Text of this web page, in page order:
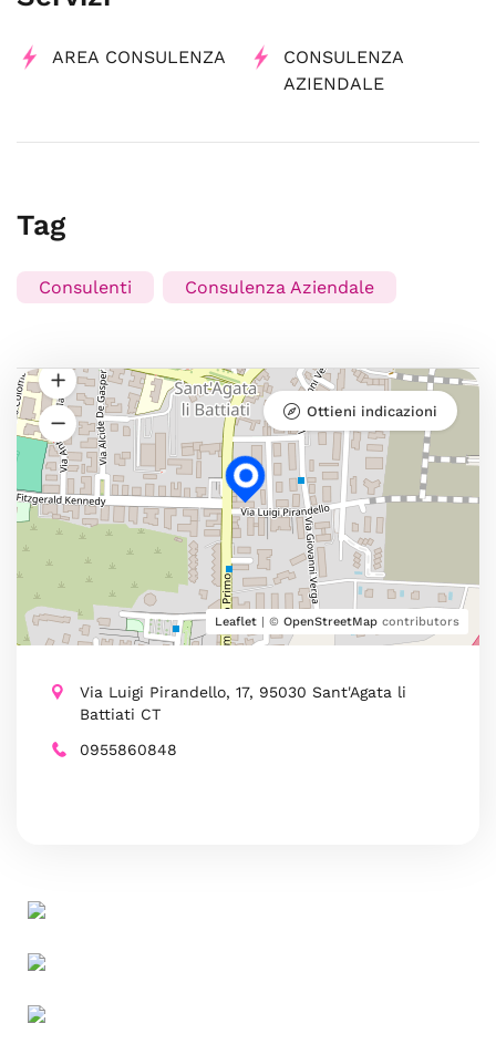
AREA CONSULENZA
CONSULENZA
AZIENDALE
Tag
Consulenti Consulenza Aziendale
Leaflet | © OpenStreetMap contributors
Ottieni indicazioni
Via Luigi Pirandello, 17, 95030 Sant'Agata li
Battiati CT
0955860848